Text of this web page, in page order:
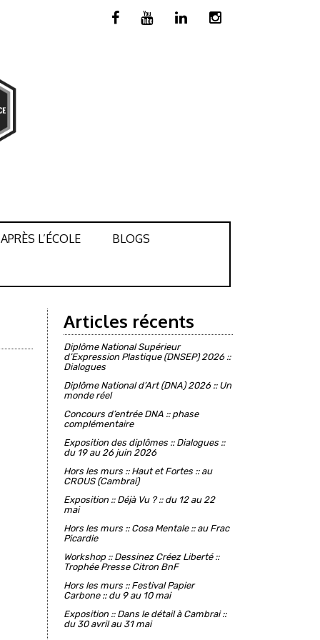
APRÈS L’ÉCOLE BLOGS
Articles récents
Diplôme National Supérieur
d’Expression Plastique (DNSEP) 2026 ::
Dialogues
Diplôme National d’Art (DNA) 2026 :: Un
monde réel
Concours d’entrée DNA :: phase
complémentaire
Exposition des diplômes :: Dialogues ::
du 19 au 26 juin 2026
Hors les murs :: Haut et Fortes :: au
CROUS (Cambrai)
Exposition :: Déjà Vu ? :: du 12 au 22
mai
Hors les murs :: Cosa Mentale :: au Frac
Picardie
Workshop :: Dessinez Créez Liberté ::
Trophée Presse Citron BnF
Hors les murs :: Festival Papier
Carbone :: du 9 au 10 mai
Exposition :: Dans le détail à Cambrai ::
du 30 avril au 31 mai